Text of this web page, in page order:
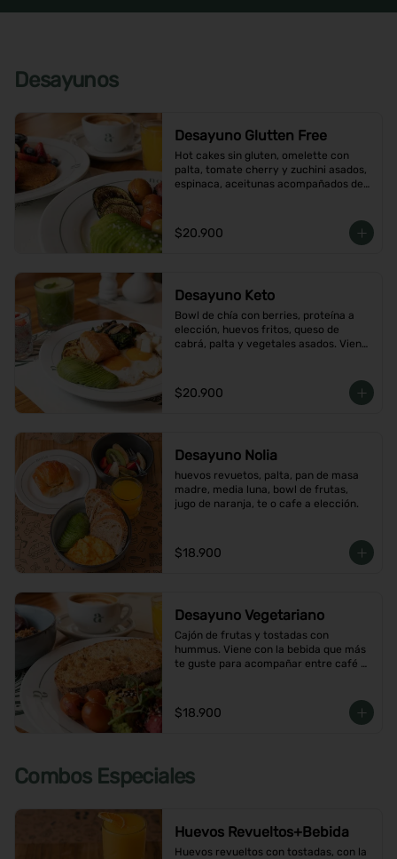
Desayunos
Desayuno Glutten Free
Hot cakes sin gluten, omelette con
palta, tomate cherry y zuchini asados,
espinaca, aceitunas acompañados de
$20.900
Desayuno Keto
Bowl de chía con berries, proteína a
elección, huevos fritos, queso de
cabrá, palta y vegetales asados. Viene
$20.900
Desayuno Nolia
huevos revuetos, palta, pan de masa
madre, media luna, bowl de frutas,
jugo de naranja, te o cafe a elección.
$18.900
Desayuno Vegetariano
Cajón de frutas y tostadas con
hummus. Viene con la bebida que más
te guste para acompañar entre café o
$18.900
Combos Especiales
Huevos Revueltos+Bebida
Huevos revueltos con tostadas, con la